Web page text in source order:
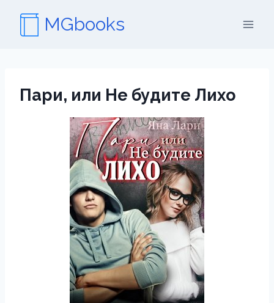
содержимому
MGbooks
Пари, или Не будите Лихо